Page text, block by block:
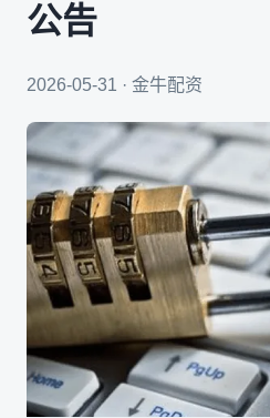
公告
2026-05-31 · 金牛配资